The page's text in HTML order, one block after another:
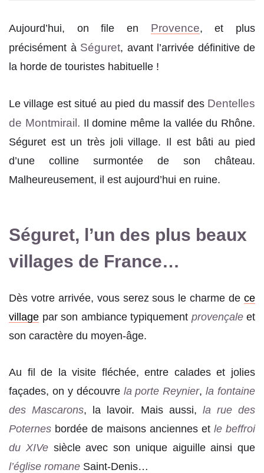
Aujourd’hui, on file en Provence, et plus
précisément à Séguret, avant l’arrivée définitive de
la horde de touristes habituelle !
Le village est situé au pied du massif des Dentelles
de Montmirail. Il domine même la vallée du Rhône.
Séguret est un très joli village. Il est bâti au pied
d’une colline surmontée de son château.
Malheureusement, il est aujourd’hui en ruine.
Séguret, l’un des plus beaux
villages de France…
Dès votre arrivée, vous serez sous le charme de ce
village par son ambiance typiquement provençaleet
son caractère du moyen-âge.
Au fil de la visite fléchée, entre calades et jolies
façades, on y découvre la porte Reynier,la fontaine
des Mascarons, la lavoir. Mais aussi, la rue des
Poternes bordée de maisons anciennes et le beffroi
du XIVesiècle avec son unique aiguille ainsi que
l’église romane Saint-Denis…